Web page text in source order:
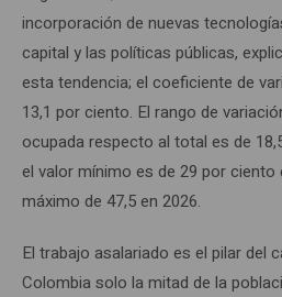
incorporación de nuevas
capital y las políticas públicas,
esta tendencia; el coeficiente de
13,1 por ciento. El rango de
ocupada respecto al total es de
el valor mínimo es de 29 por ciento
máximo de 47,5 en 2026.
El trabajo asalariado es el pilar del
Colombia solo la mitad de la